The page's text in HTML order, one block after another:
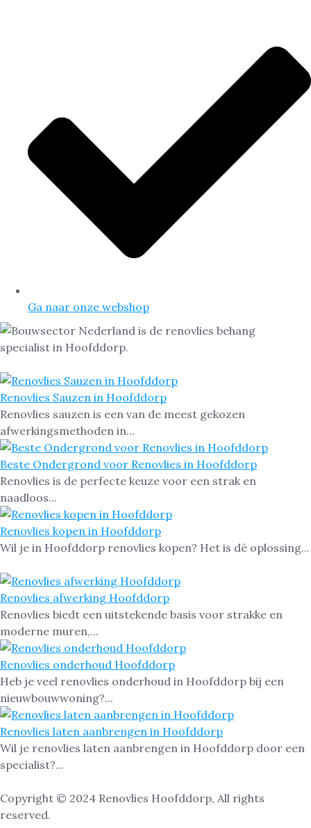
Ga naar onze webshop
Renovlies Sauzen in Hoofddorp
Renovlies sauzen is een van de meest gekozen
afwerkingsmethoden in...
Beste Ondergrond voor Renovlies in Hoofddorp
Renovlies is de perfecte keuze voor een strak en
naadloos...
Renovlies kopen in Hoofddorp
Wil je in Hoofddorp renovlies kopen? Het is dé oplossing...
Renovlies afwerking Hoofddorp
Renovlies biedt een uitstekende basis voor strakke en
moderne muren,...
Renovlies onderhoud Hoofddorp
Heb je veel renovlies onderhoud in Hoofddorp bij een
nieuwbouwwoning?...
Renovlies laten aanbrengen in Hoofddorp
Wil je renovlies laten aanbrengen in Hoofddorp door een
specialist?...
Copyright © 2024 Renovlies Hoofddorp, All rights
reserved.